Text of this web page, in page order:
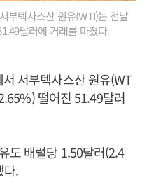
부텍사스산 원유(WTI)는 전날
달러에 거래를 마쳤다.
서부텍사스산 원유(WT
떨어진 51.49달러
도 배럴당 1.50달러(2.4
다.